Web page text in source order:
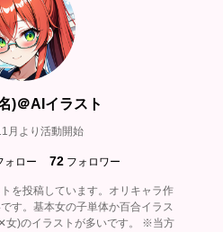
)＠AIイラスト
月より活動開始
ォロー 72 フォロワー
を投稿しています。オリキャラ作
す。基本女の子単体か百合イラス
女)のイラストが多いです。 ※当方